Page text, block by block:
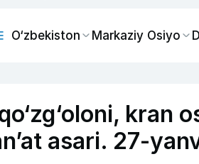
O‘zbekiston Markaziy Osiyo
kran
asari. 27-